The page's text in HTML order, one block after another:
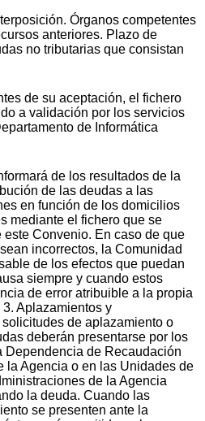
Órganos competentes
anteriores. Plazo de
no tributarias que consistan
de su aceptación, el fichero
a validación por los servicios
de Informática
de los resultados de la
de las deudas a las
en función de los domicilios
mediante el fichero que se
este Convenio. En caso de que
incorrectos, la Comunidad
de los efectos que puedan
siempre y cuando estos
de error atribuible a la propia
Aplazamientos y
de aplazamiento o
deberán presentarse por los
Dependencia de Recaudación
la Agencia o en las Unidades de
de la Agencia
la deuda. Cuando las
se presenten ante la